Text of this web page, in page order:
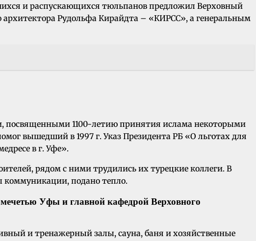
и распускающихся тюльпанов предложил Верховный
Рудольфа Кирайдта – «КИРСС», а генеральным
посвященными 1100-летию принятия ислама некоторыми
вышедший в 1997 г. Указ Президента РБ «О льготах для
в г. Уфе».
рядом с ними трудились их турецкие коллеги. В
коммуникации, подано тепло.
Уфы и главной кафедрой Верховного
и тренажерный залы, сауна, баня и хозяйственные